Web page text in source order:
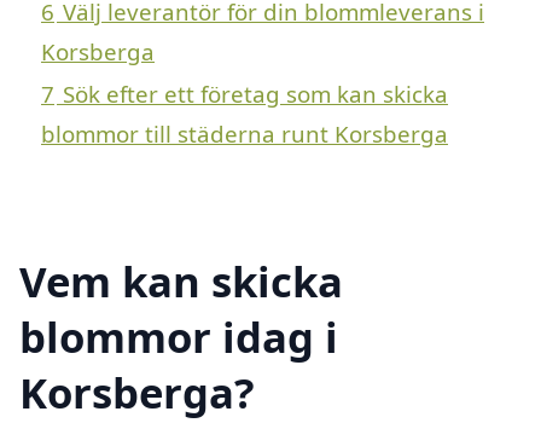
6 Välj leverantör för din blommleverans i
Korsberga
7 Sök efter ett företag som kan skicka
blommor till städerna runt Korsberga
Vem kan skicka
blommor idag i
Korsberga?